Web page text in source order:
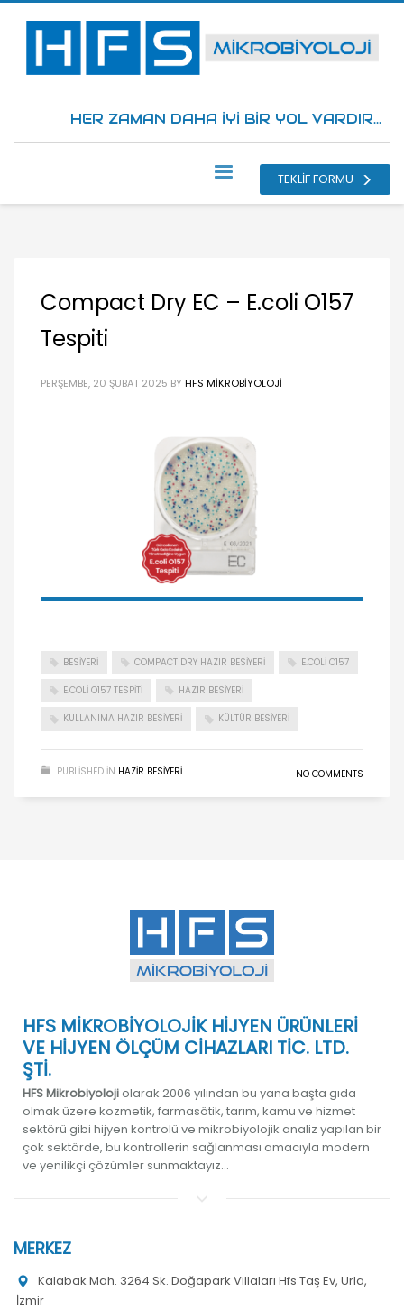
HER ZAMAN DAHA İYİ BİR YOL VARDIR...
TEKLİF FORMU
Compact Dry EC – E.coli O157
Tespiti
PERŞEMBE, 20 ŞUBAT 2025 BY HFS MIKROBIYOLOJI
BESIYERI COMPACT DRY HAZIR BESIYERI E.COLI O157
E.COLI O157 TESPITI HAZIR BESIYERI
KULLANIMA HAZIR BESIYERI KÜLTÜR BESIYERI
PUBLISHED IN HAZIR BESIYERI NO COMMENTS
HFS MİKROBİYOLOJİK HİJYEN ÜRÜNLERİ
VE HİJYEN ÖLÇÜM CİHAZLARI TİC. LTD.
ŞTİ.
HFS Mikrobiyolojiolarak 2006 yılından bu yana başta gıda
olmak üzere kozmetik, farmasötik, tarım, kamu ve hizmet
sektörü gibi hijyen kontrolü ve mikrobiyolojik analiz yapılan bir
çok sektörde, bu kontrollerin sağlanması amacıyla modern
ve yenilikçi çözümler sunmaktayız...
MERKEZ
Kalabak Mah. 3264 Sk. Doğapark Villaları Hfs Taş Ev, Urla,
İzmir